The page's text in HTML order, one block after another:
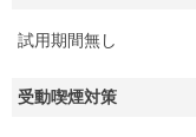
試用期間無し
受動喫煙対策